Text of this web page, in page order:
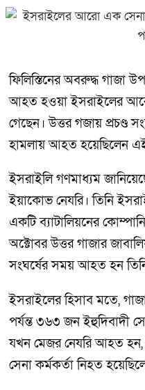
ফিলিস্তিনের অবরুদ্ধ গাজা
আহত হওয়া ইসরাইলের
গেছেন। উত্তর গজায় প্রচণ্ড
হামলায় আহত হয়েছিলেন এই
ইসরাইলি গণমাধ্যম
ইয়াকোভ নেযরি। তিনি
একটি ব্যাটালিয়নের
অক্টোবর উত্তর গাজার
সংঘর্ষের সময় আহত হন
ইসরাইলের হিসাব মতে,
পর্যন্ত ৩৬৩ জন ইহুদিবাদী
যখন মেজর নেযরি আহত হন,
সেনা কর্মকর্তা নিহত